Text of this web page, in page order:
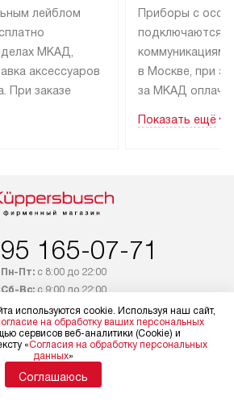
лейблом
МКАД,
аксессуаров
При заказе
заказ»,
сайта.
МКАД,
аксессуаров
Приборы с
подключаются к
коммуникациям
в Москве, при
за МКАД
партнера
по монтажу
материалы.
установление,
Показать ещё
165-07-71
Пн-Пт:с 8:00 до 22:00
Сб-Вс:с 9:00 до 22:00
333-19-36
Бесплатно по России
Заказать звонок
используются cookie. Используя наш сайт,
на обработку ваших персональных
сервисов веб-аналитики (Cookie) и
«Согласия на обработку персональных
данных»
Соглашаюсь